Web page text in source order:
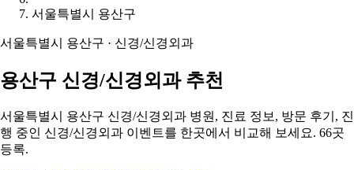
서울특별시 용산구
서울특별시 용산구 · 신경/신경외과
용산구 신경/신경외과 추천
서울특별시 용산구 신경/신경외과 병원, 진료 정보, 방문 후기, 진
행 중인 신경/신경외과 이벤트를 한곳에서 비교해 보세요. 66곳
등록.